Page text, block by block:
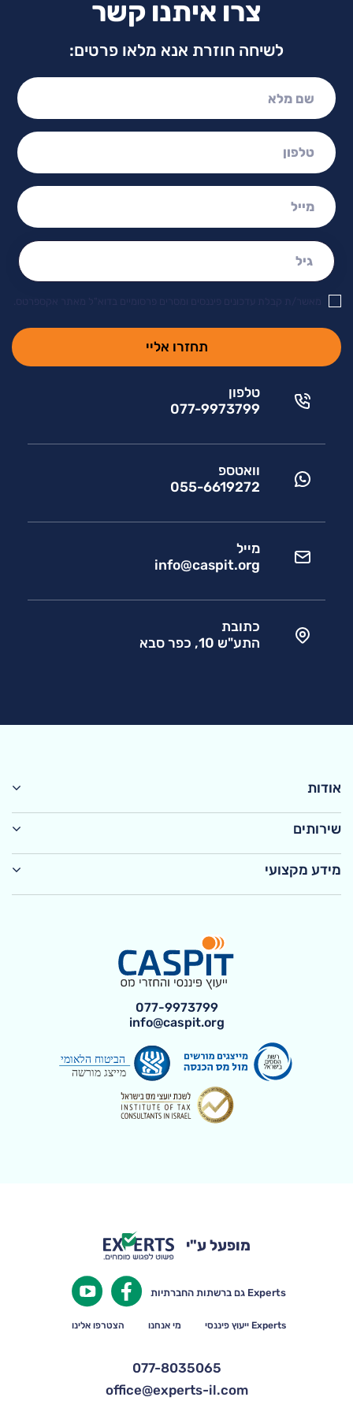
צרו איתנו קשר
לשיחה חוזרת אנא מלאו פרטים:
שם מלא:
טלפון:
מייל:
גיל:
טלפון
077-9973799
וואטספ
055-6619272
מייל
info@caspit.org
כתובת
התע"ש 10, כפר סבא
אודות
שירותים
מידע מקצועי
077-9973799
info@caspit.org
מופעל ע"י
Experts גם ברשתות החברתיות
Experts ייעוץ פיננסי מי אנחנו הצטרפו אלינו
077-8035065
office@experts-il.com